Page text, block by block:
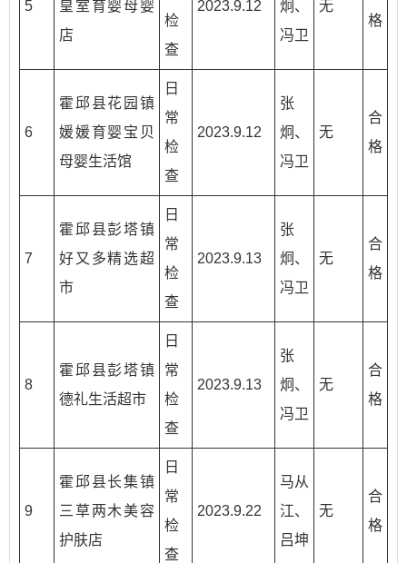
5
皇室育婴母婴
店
检
查
2023.9.12
炯、
冯卫
无
格
6
霍邱县花园镇
媛媛育婴宝贝
母婴生活馆
日
常
检
查
2023.9.12
张
炯、
冯卫
无
合
格
7
霍邱县彭塔镇
好又多精选超
市
日
常
检
查
2023.9.13
张
炯、
冯卫
无
合
格
8
霍邱县彭塔镇
德礼生活超市
日
常
检
查
2023.9.13
张
炯、
冯卫
无
合
格
9
霍邱县长集镇
三草两木美容
护肤店
日
常
检
查
2023.9.22
马从
江、
吕坤
无
合
格